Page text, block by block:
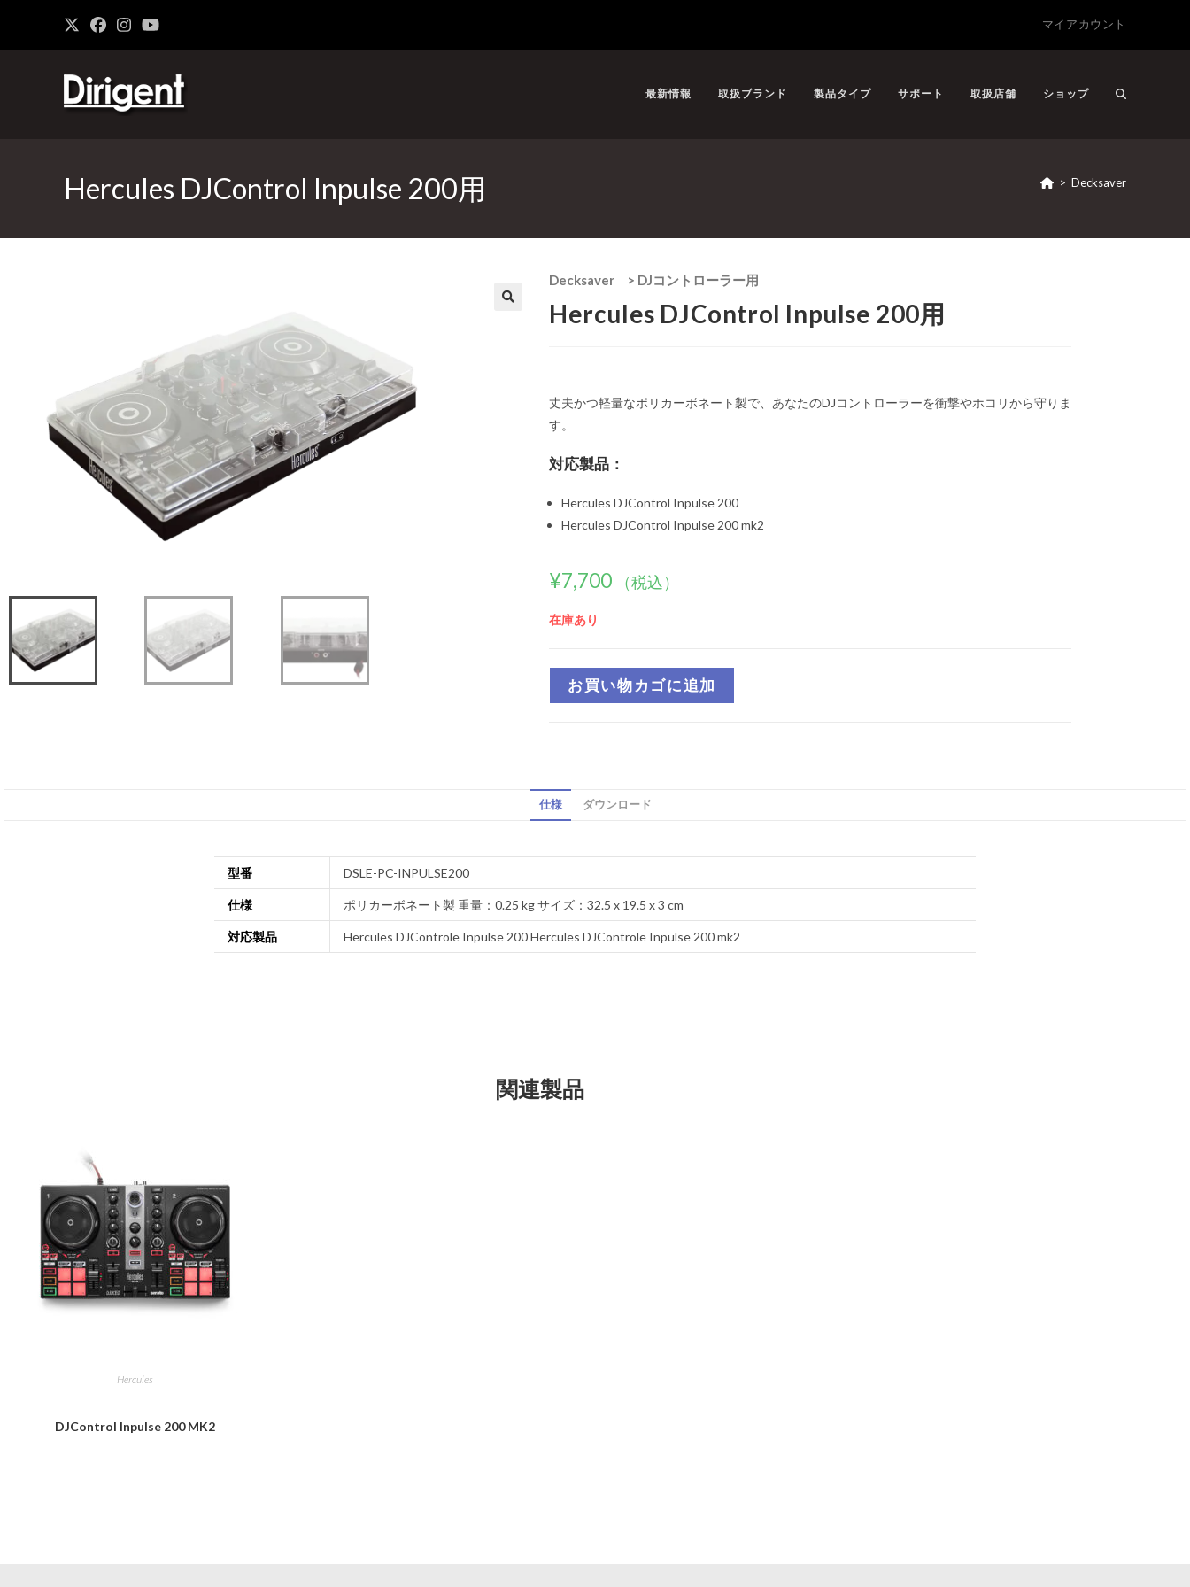
マイアカウント
最新情報 取扱ブランド 製品タイプ サポート 取扱店舗 ショップ
Hercules DJControl Inpulse 200用 > Decksaver
Decksaver > DJコントローラー用
Hercules DJControl Inpulse 200用
丈夫かつ軽量なポリカーボネート製で、あなたのDJコントローラーを衝撃やホコリから守りま
す。
対応製品：
Hercules DJControl Inpulse 200
Hercules DJControl Inpulse 200 mk2
¥7,700 （税込）
在庫あり
お買い物カゴに追加
仕様 ダウンロード
型番 DSLE-PC-INPULSE200
仕様 ポリカーボネート製 重量：0.25 kg サイズ：32.5 x 19.5 x 3 cm
対応製品 Hercules DJControle Inpulse 200 Hercules DJControle Inpulse 200 mk2
関連製品
Hercules
DJControl Inpulse 200 MK2